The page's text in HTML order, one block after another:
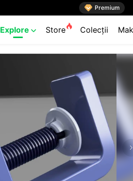
 Premium
Explore  Store Colecții